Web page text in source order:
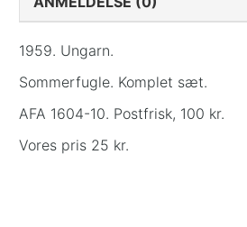
1959. Ungarn.
Sommerfugle. Komplet sæt.
AFA 1604-10. Postfrisk, 100 kr.
Vores pris 25 kr.